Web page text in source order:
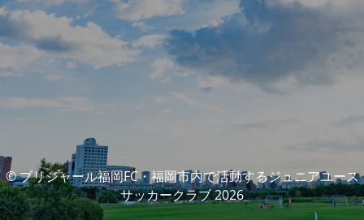
© ブリジャール福岡FC・福岡市内で活動するジュニアユース
サッカークラブ 2026